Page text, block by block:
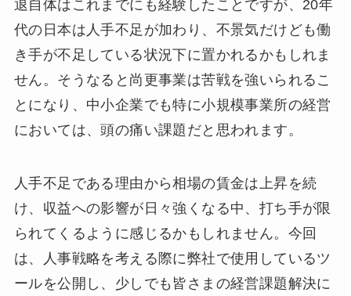
退自体はこれまでにも経験したことですが、20年
代の日本は人手不足が加わり、不景気だけども働
き手が不足している状況下に置かれるかもしれま
せん。そうなると尚更事業は苦戦を強いられるこ
とになり、中小企業でも特に小規模事業所の経営
においては、頭の痛い課題だと思われます。
人手不足である理由から相場の賃金は上昇を続
け、収益への影響が日々強くなる中、打ち手が限
られてくるように感じるかもしれません。今回
は、人事戦略を考える際に弊社で使用しているツ
ールを公開し、少しでも皆さまの経営課題解決に